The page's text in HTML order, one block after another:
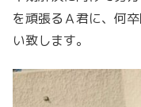
を頑張るＡ君に、何
い致します。